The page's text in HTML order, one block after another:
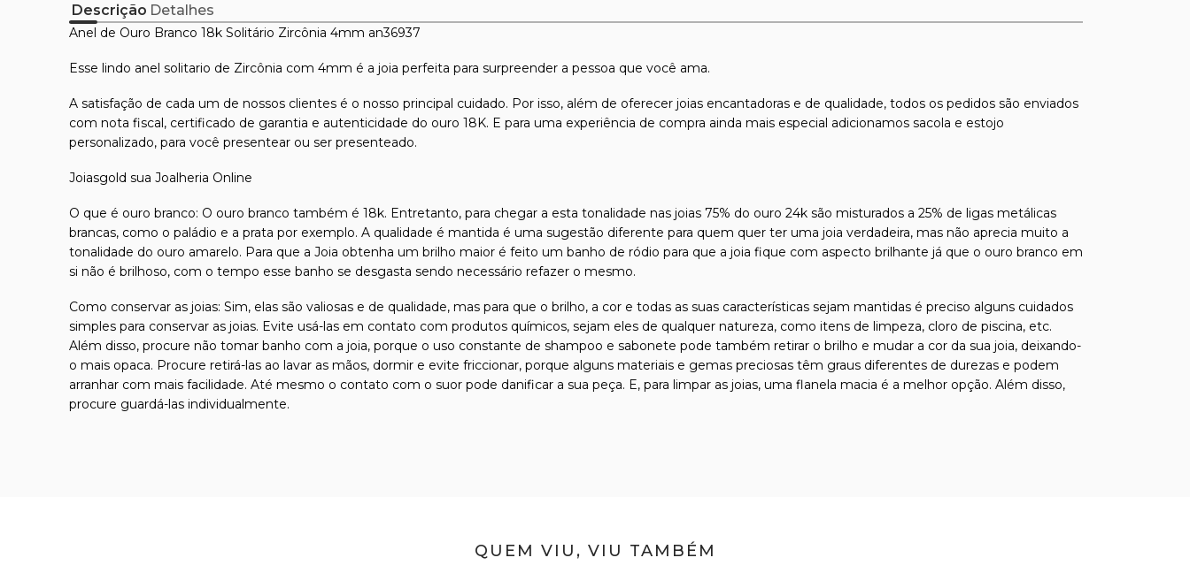
Descrição Detalhes
Anel de Ouro Branco 18k Solitário Zircônia 4mm an36937
Esse lindo anel solitario de Zircônia com 4mm é a joia perfeita para surpreender a pessoa que você ama.
A satisfação de cada um de nossos clientes é o nosso principal cuidado. Por isso, além de oferecer joias encantadoras e de qualidade, todos os pedidos são enviados
com nota fiscal, certificado de garantia e autenticidade do ouro 18K. E para uma experiência de compra ainda mais especial adicionamos sacola e estojo
personalizado, para você presentear ou ser presenteado.
Joiasgold sua Joalheria Online
O que é ouro branco: O ouro branco também é 18k. Entretanto, para chegar a esta tonalidade nas joias 75% do ouro 24k são misturados a 25% de ligas metálicas
brancas, como o paládio e a prata por exemplo. A qualidade é mantida é uma sugestão diferente para quem quer ter uma joia verdadeira, mas não aprecia muito a
tonalidade do ouro amarelo. Para que a Joia obtenha um brilho maior é feito um banho de ródio para que a joia fique com aspecto brilhante já que o ouro branco em
si não é brilhoso, com o tempo esse banho se desgasta sendo necessário refazer o mesmo.
Como conservar as joias: Sim, elas são valiosas e de qualidade, mas para que o brilho, a cor e todas as suas características sejam mantidas é preciso alguns cuidados
simples para conservar as joias. Evite usá-las em contato com produtos químicos, sejam eles de qualquer natureza, como itens de limpeza, cloro de piscina, etc.
Além disso, procure não tomar banho com a joia, porque o uso constante de shampoo e sabonete pode também retirar o brilho e mudar a cor da sua joia, deixando-
o mais opaca. Procure retirá-las ao lavar as mãos, dormir e evite friccionar, porque alguns materiais e gemas preciosas têm graus diferentes de durezas e podem
arranhar com mais facilidade. Até mesmo o contato com o suor pode danificar a sua peça. E, para limpar as joias, uma flanela macia é a melhor opção. Além disso,
procure guardá-las individualmente.
QUEM VIU, VIU TAMBÉM